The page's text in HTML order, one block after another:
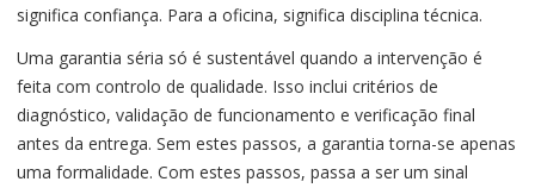
significa confiança. Para a oficina, significa disciplina técnica.
Uma garantia séria só é sustentável quando a intervenção é
feita com controlo de qualidade. Isso inclui critérios de
diagnóstico, validação de funcionamento e verificação final
antes da entrega. Sem estes passos, a garantia torna-se apenas
uma formalidade. Com estes passos, passa a ser um sinal